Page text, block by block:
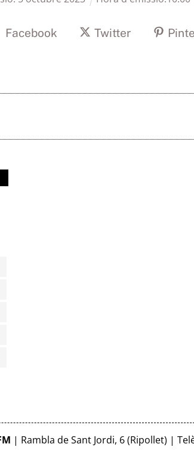
Facebook Twitter
| Rambla de Sant Jordi, 6 (Ripollet) |